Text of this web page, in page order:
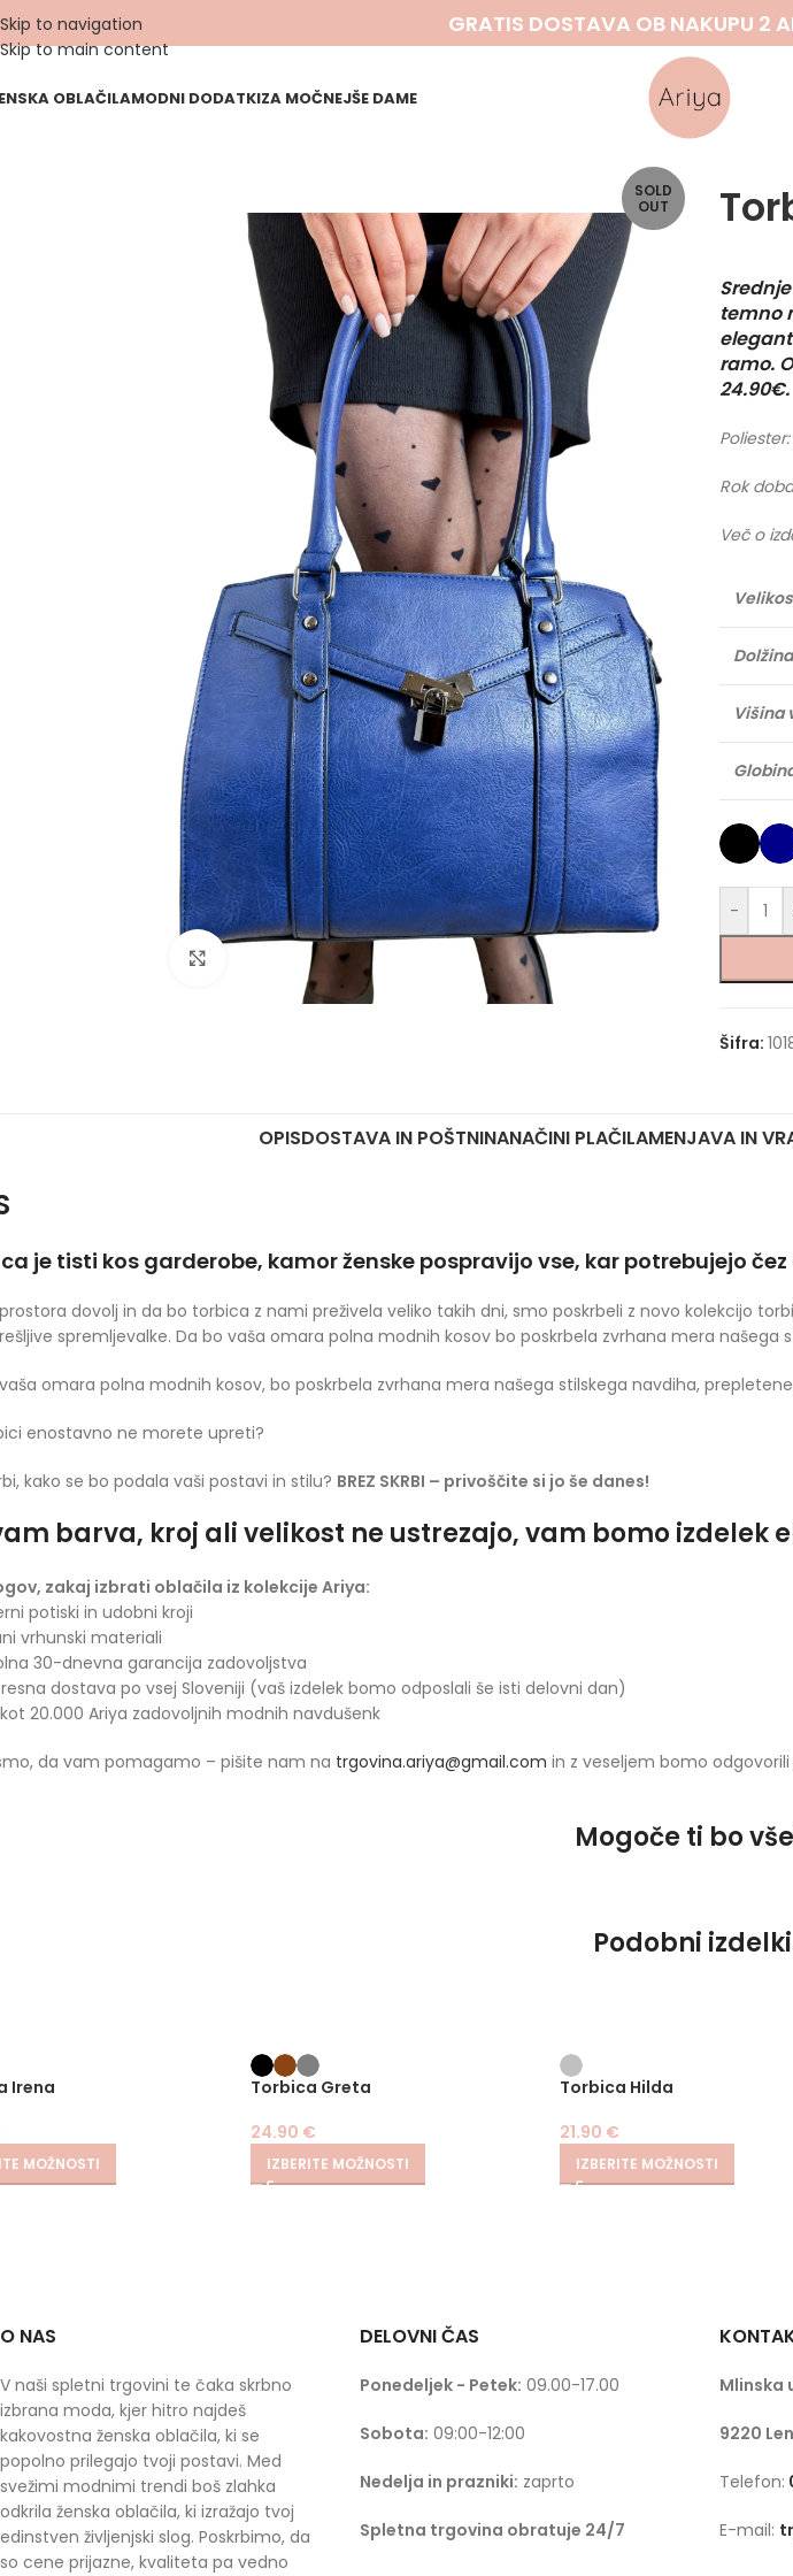
Skip to navigation
Skip to main content
GRATIS DOSTAVA OB NAKUPU 2
OBLAČILAMODNI DODATKIZA MOČNEJŠE DAME
SOLD
OUT
Click to enlarge
temno
ramo.
24.90€.
Poliester:
Rok
Več o
Višina
-
Šifra:
OPISDOSTAVA IN POŠTNINANAČINI PLAČILAMENJAVA IN
je tisti kos garderobe, kamor ženske pospravijo vse, kar potrebujejo čez
dovolj in da bo torbica z nami preživela veliko takih dni, smo poskrbeli z novo kolekcijo
spremljevalke. Da bo vaša omara polna modnih kosov bo poskrbela zvrhana mera
omara polna modnih kosov, bo poskrbela zvrhana mera našega stilskega navdiha,
enostavno ne morete upreti?
kako se bo podala vaši postavi in stilu? BREZ SKRBI – privoščite si jo še danes!
barva, kroj ali velikost ne ustrezajo, vam bomo izdelek
zakaj izbrati oblačila iz kolekcije Ariya:
potiski in udobni kroji
vrhunski materiali
30-dnevna garancija zadovoljstva
dostava po vsej Sloveniji (vaš izdelek bomo odposlali še isti delovni dan)
20.000 Ariya zadovoljnih modnih navdušenk
da vam pomagamo – pišite nam na trgovina.ariya@gmail.com in z veseljem bomo
Mogoče ti bo
Podobni
Irena
MOŽNOSTI
Torbica Greta
24.90 €
IZBERITE MOŽNOSTI
Torbica Hilda
21.90 €
IZBERITE MOŽNOSTI
O NAS
V naši spletni trgovini te čaka skrbno
izbrana moda, kjer hitro najdeš
kakovostna ženska oblačila, ki se
popolno prilegajo tvoji postavi. Med
svežimi modnimi trendi boš zlahka
odkrila ženska oblačila, ki izražajo tvoj
edinstven življenjski slog. Poskrbimo, da
so cene prijazne, kvaliteta pa vedno
DELOVNI ČAS
Ponedeljek - Petek: 09.00-17.00
Sobota: 09:00-12:00
Nedelja in prazniki: zaprto
Spletna trgovina obratuje 24/7
Mlinska
9220
Telefon:
E-mail: